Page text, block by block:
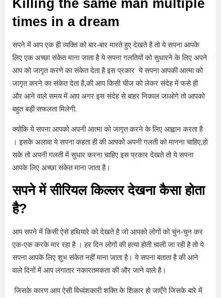
Killing the same man multiple
times in a dream
सपने में आप एक ही व्यक्ति को बार-बार मारते हुए देखते है तो ये सपना आपके
लिए एक अच्छा संकेत माना जाता है ये सपना गलतियों को सुधारने के लिए अपने
आप को जागृत करणे का संकेत देता है इस प्रकार ये सपना आपकी आत्मा को
जागृत करने का संकेत देता है,की आप किसी चीज को लेकर संदेह में फसे ही
और आने वाले समय में आप अगर इस संदेह से बाहर निकाल जाओगे तो आपको
बहुत बड़ी सफलता मिलेगी.
क्योकि ये सपना आपको अपनी आत्मा को जागृत करने के लिए आह्वान करता है
। इसके अलावा ये सपना कहता ही की आपको अपनी गलती को मानना चाहिए,हो
सके तो अपनी गलती में सुधार करना चाहिए इस प्रकार देखते तो ये सपना
आपके लिए अच्छा संकेत माना जाता है।
सपने में सीरियल किल्लर देखना कैसा होता
है?
आप सपने में किसी ऐसे हथियारे को देखते है जो आपको लोगों को चुंन-चुन कर
एक-एक करके मार रहा है । हर दिन लोगों की हत्या होती चाली जा रही है तो ये
सपना आपके लिए शुभ संकेत नहीं माना जाता है। ये सपना बताता है की आने
वाले दिनों में आप लगातार नकारतमकता की और जाने वाले है।
जिसके कारण आप ऐसी विध्वंशकारी शक्ति के शिकार हो जाएँगे जिसके बारे में